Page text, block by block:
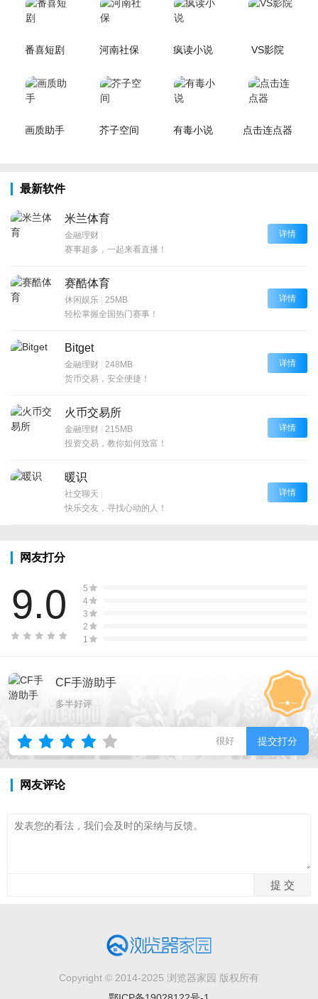
番喜短剧 河南社保 疯读小说 VS影院
画质助手 芥子空间 有毒小说 点击连点器
最新软件
米兰体育
金融理财 |
赛事超多，一起来看直播！
详情
赛酷体育
休闲娱乐 | 25MB
轻松掌握全国热门赛事！
详情
Bitget
金融理财 | 248MB
货币交易，安全便捷！
详情
火币交易所
金融理财 | 215MB
投资交易，教你如何致富！
详情
暖识
社交聊天 |
快乐交友，寻找心动的人！
详情
网友打分
9.0
5
4
3
2
1
CF手游助手
多半好评
很好 提交打分
网友评论
Copyright © 2014-2025 浏览器家园 版权所有